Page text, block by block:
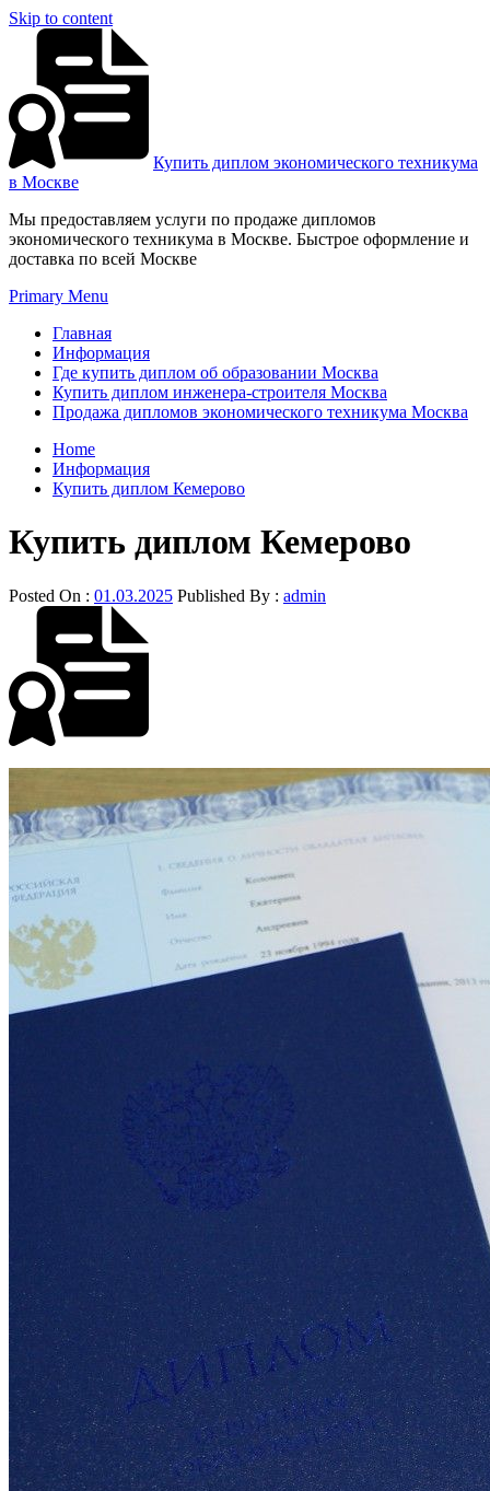
Skip to content
Купить диплом экономического техникума
в Москве
Мы предоставляем услуги по продаже дипломов
экономического техникума в Москве. Быстрое оформление и
доставка по всей Москве
Primary Menu
Главная
Информация
Где купить диплом об образовании Москва
Купить диплом инженера-строителя Москва
Продажа дипломов экономического техникума Москва
Home
Информация
Купить диплом Кемерово
Купить диплом Кемерово
Posted On : 01.03.2025 Published By : admin